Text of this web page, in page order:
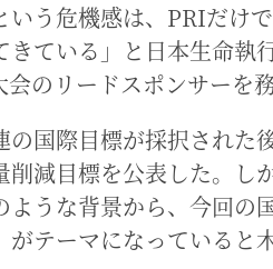
いう危機感は、PRIだけ
きている」と日本生命執
のリードスポンサーを務
の国際目標が採択された
削減目標を公表した。し
ような背景から、今回の
がテーマになっていると